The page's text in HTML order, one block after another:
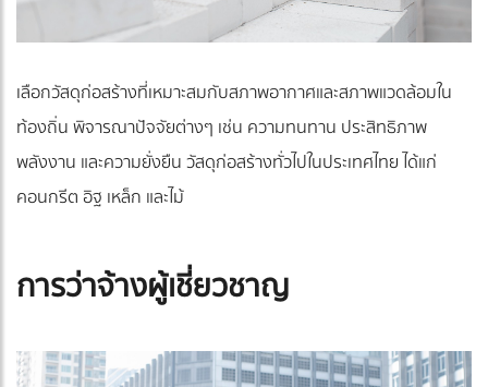
เลือกวัสดุก่อสร้างที่เหมาะสมกับสภาพอากาศและสภาพแวดล้อมใน
ท้องถิ่น พิจารณาปัจจัยต่างๆ เช่น ความทนทาน ประสิทธิภาพ
พลังงาน และความยั่งยืน วัสดุก่อสร้างทั่วไปในประเทศไทย ได้แก่
คอนกรีต อิฐ เหล็ก และไม้
การว่าจ้างผู้เชี่ยวชาญ